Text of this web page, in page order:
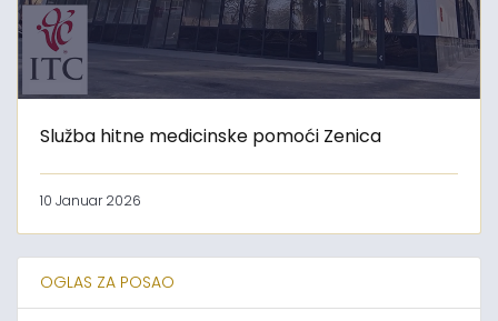
Služba hitne medicinske pomoći Zenica
10 Januar 2026
OGLAS ZA POSAO